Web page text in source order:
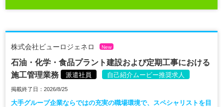
株式会社ビューロジェネロ New
石油・化学・食品プラント建設および定期工事における
施工管理業務
派遣社員 自己紹介ムービー推奨求人
掲載終了日：2026/8/25
大手グループ企業ならではの充実の職場環境で、スペシャリストを目